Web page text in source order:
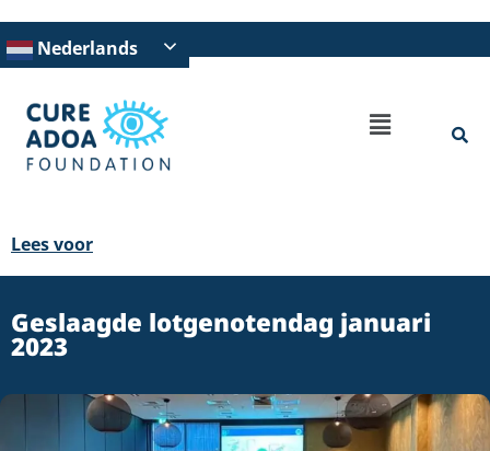
Nederlands
Lees voor
Geslaagde lotgenotendag januari
2023